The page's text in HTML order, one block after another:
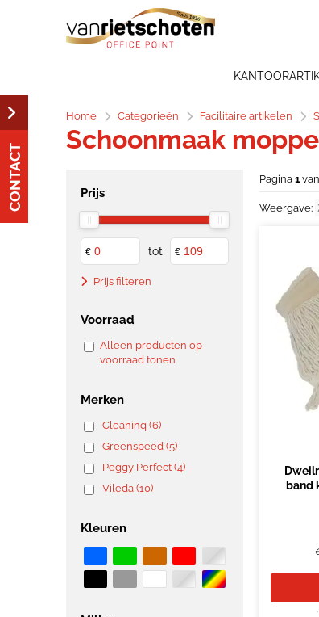
Home Categorieën Facilitaire artikelen
Schoonmaak
Prijs
€ tot €
Prijs filteren
Voorraad
Alleen producten op
voorraad tonen
Merken
Cleaninq (6)
Greenspeed (5)
Peggy Perfect (4)
Vileda (10)
Kleuren
Pagina 1van
Weergave:
band
CONTACT